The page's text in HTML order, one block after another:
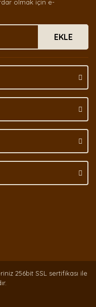
olmak için e-
EKLE
256bit SSL sertifikası ile